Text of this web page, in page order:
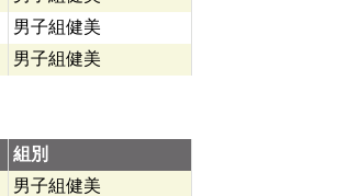
男子組健美
男子組健美
組別
男子組健美